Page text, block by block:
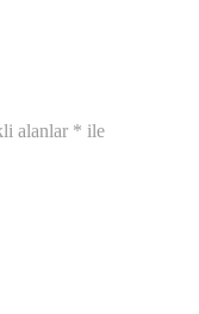
alanlar * ile